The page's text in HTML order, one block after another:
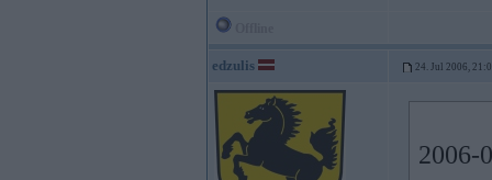
edzulis 24. Jul 2006,
2006-